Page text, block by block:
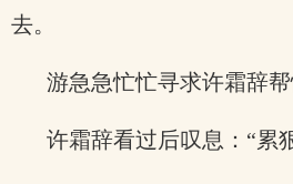
去。
游急急忙忙寻求许霜辞帮
许霜辞看过后叹息：“累